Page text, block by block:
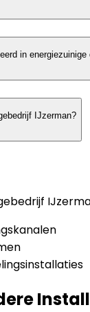
in energiezuinige
IJzerman?